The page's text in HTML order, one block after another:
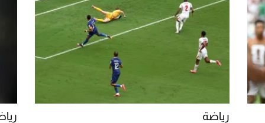
رياضة